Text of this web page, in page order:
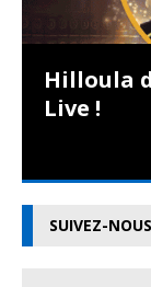
Hilloula
Live !
SUIVEZ-